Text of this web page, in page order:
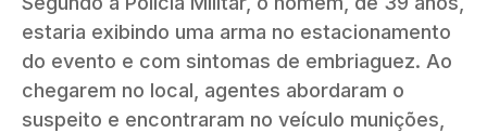
estaria exibindo uma arma no estacionamento
do evento e com sintomas de embriaguez. Ao
chegarem no local, agentes abordaram o
suspeito e encontraram no veículo munições,